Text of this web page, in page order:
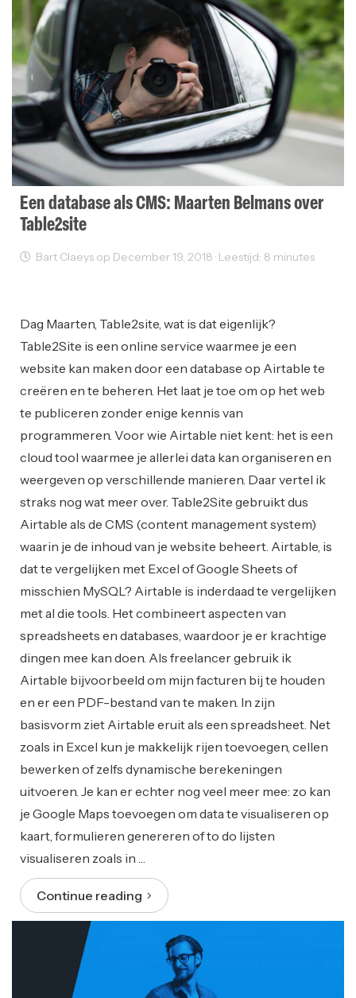
Een database als CMS: Maarten Belmans over
Table2site
Bart Claeys op December 19, 2018 · Leestijd: 8 minutes
Dag Maarten, Table2site, wat is dat eigenlijk?
Table2Site is een online service waarmee je een
website kan maken door een database op Airtable te
creëren en te beheren. Het laat je toe om op het web
te publiceren zonder enige kennis van
programmeren. Voor wie Airtable niet kent: het is een
cloud tool waarmee je allerlei data kan organiseren en
weergeven op verschillende manieren. Daar vertel ik
straks nog wat meer over. Table2Site gebruikt dus
Airtable als de CMS (content management system)
waarin je de inhoud van je website beheert. Airtable, is
dat te vergelijken met Excel of Google Sheets of
misschien MySQL? Airtable is inderdaad te vergelijken
met al die tools. Het combineert aspecten van
spreadsheets en databases, waardoor je er krachtige
dingen mee kan doen. Als freelancer gebruik ik
Airtable bijvoorbeeld om mijn facturen bij te houden
en er een PDF-bestand van te maken. In zijn
basisvorm ziet Airtable eruit als een spreadsheet. Net
zoals in Excel kun je makkelijk rijen toevoegen, cellen
bewerken of zelfs dynamische berekeningen
uitvoeren. Je kan er echter nog veel meer mee: zo kan
je Google Maps toevoegen om data te visualiseren op
kaart, formulieren genereren of to do lijsten
visualiseren zoals in …
Continue reading